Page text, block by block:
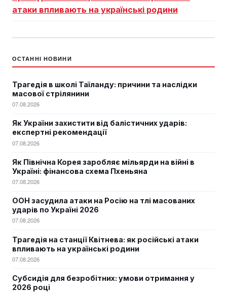
атаки впливають на українські родини
ОСТАННІ НОВИНИ
Трагедія в школі Таїланду: причини та наслідки
масової стрілянини
07.08.2026
Як України захистити від балістичних ударів:
експертні рекомендації
07.08.2026
Як Північна Корея заробляє мільярди на війні в
Україні: фінансова схема Пхеньяна
07.08.2026
ООН засудила атаки на Росію на тлі масованих
ударів по Україні 2026
07.08.2026
Трагедія на станції Квітнева: як російські атаки
впливають на українські родини
07.08.2026
Субсидія для безробітних: умови отримання у
2026 році